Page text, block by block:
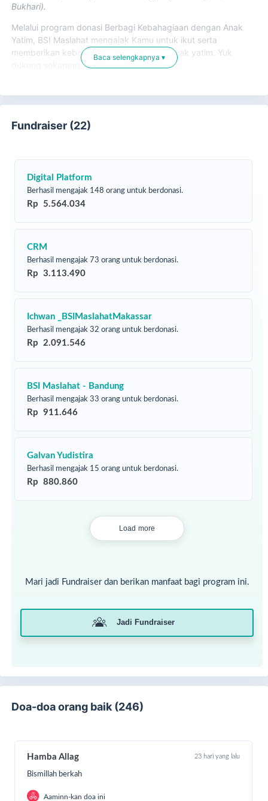
Bukhari).
Melalui program donasi Berbagi Kebahagiaan dengan Anak
Yatim, BSI Maslahat mengajak Kamu untuk ikut serta
memberikan kebahagiaan kepada anak-anak yatim. Yuk
Baca selengkapnya ▾
Fundraiser (22)
Digital Platform
Berhasil mengajak 148 orang untuk berdonasi.
Rp 5.564.034
CRM
Berhasil mengajak 73 orang untuk berdonasi.
Rp 3.113.490
Ichwan _BSIMaslahatMakassar
Berhasil mengajak 32 orang untuk berdonasi.
Rp 2.091.546
BSI Maslahat - Bandung
Berhasil mengajak 33 orang untuk berdonasi.
Rp 911.646
Galvan Yudistira
Berhasil mengajak 15 orang untuk berdonasi.
Rp 880.860
Load more
Mari jadi Fundraiser dan berikan manfaat bagi program ini.
Jadi Fundraiser
Doa-doa orang baik (246)
Hamba Allag 23 hari yang lalu
Bismillah berkah
Aaminn-kan doa ini